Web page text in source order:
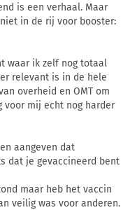
is een verhaal. Maar
in de rij voor booster:
waar ik zelf nog totaal
relevant is in de hele
overheid en OMT om
voor mij echt nog harder
aangeven dat
dat je gevaccineerd bent
maar heb het vaccin
veilig was voor anderen.